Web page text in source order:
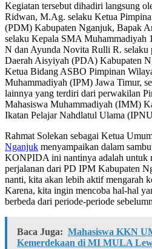
Kegiatan tersebut dihadiri langsung
Ridwan, M.Ag. selaku Ketua
(PDM) Kabupaten Nganjuk, Bapak
selaku Kepala SMA Muhammadiyah
N dan Ayunda Novita Rulli R. selaku
Daerah Aisyiyah (PDA) Kabupaten
Ketua Bidang ASBO Pimpinan
Muhammadiyah (IPM) Jawa Timur,
lainnya yang terdiri dari perwakilan
Mahasiswa Muhammadiyah (IMM)
Ikatan Pelajar Nahdlatul Ulama
Rahmat Solekan sebagai Ketua
Nganjuk menyampaikan dalam
KONPIDA ini nantinya adalah untuk
perjalanan dari PD IPM Kabupaten
nanti, kita akan lebih aktif mengarah
Karena, kita ingin mencoba hal-hal
berbeda dari periode-periode
Baca Juga: Mahasiswa KKN
Kemerdekaan di MI MULA